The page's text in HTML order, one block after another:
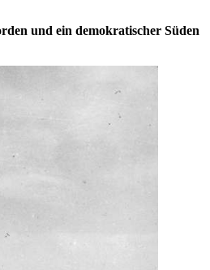
und ein demokratischer Süden